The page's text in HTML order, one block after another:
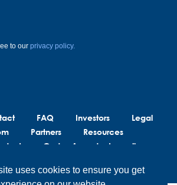
to our privacy policy.
FAQ Investors
Legal
Partners
Resources
Code of conduct suppliers
uses cookies to ensure you get